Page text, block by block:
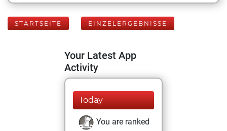
STARTSEITE EINZELERGEBNISSE
Your Latest App
Activity
Today
You are ranked